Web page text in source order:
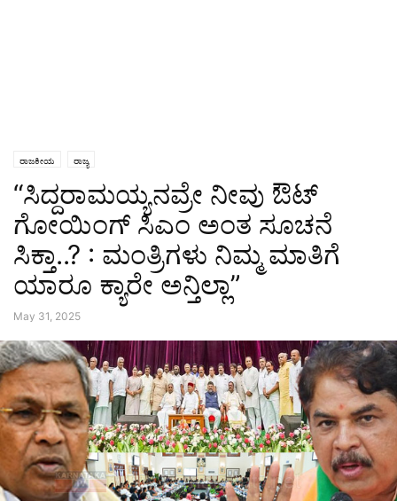
ರಾಜಕೀಯ ರಾಜ್ಯ
“ಸಿದ್ದರಾಮಯ್ಯನವ್ರೇ ನೀವು ಔಟ್‌
ಗೋಯಿಂಗ್‌‌ ಸಿಎಂ ಅಂತ ಸೂಚನೆ
ಸಿಕ್ತಾ..? : ಮಂತ್ರಿಗಳು ನಿಮ್ಮ ಮಾತಿಗೆ
ಯಾರೂ ಕ್ಯಾರೇ ಅನ್ತಿಲ್ಲಾ”
May 31, 2025